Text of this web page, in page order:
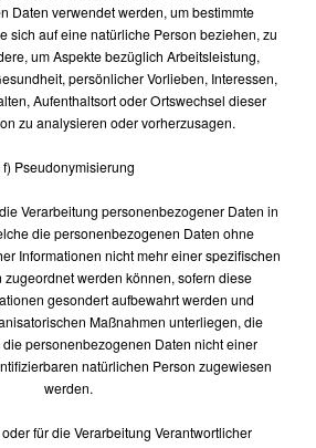
Daten verwendet werden, um bestimmte
sich auf eine natürliche Person beziehen, zu
um Aspekte bezüglich Arbeitsleistung,
persönlicher Vorlieben, Interessen,
Aufenthaltsort oder Ortswechsel dieser
zu analysieren oder vorherzusagen.
f) Pseudonymisierung
Verarbeitung personenbezogener Daten in
die personenbezogenen Daten ohne
Informationen nicht mehr einer spezifischen
werden können, sofern diese
gesondert aufbewahrt werden und
Maßnahmen unterliegen, die
personenbezogenen Daten nicht einer
natürlichen Person zugewiesen
werden.
für die Verarbeitung Verantwortlicher